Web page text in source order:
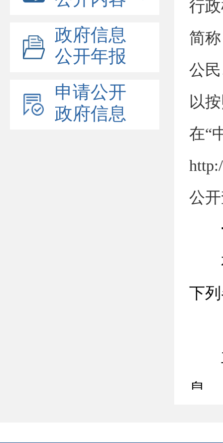
政府信息
公开年报
申请公开
政府信息
行
简
公
以
在“
公
下
息。